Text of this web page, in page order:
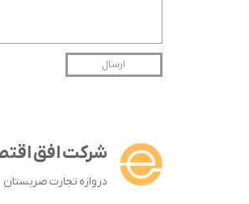
ارسال
شرکت افق
دروازه تجارت صربستان